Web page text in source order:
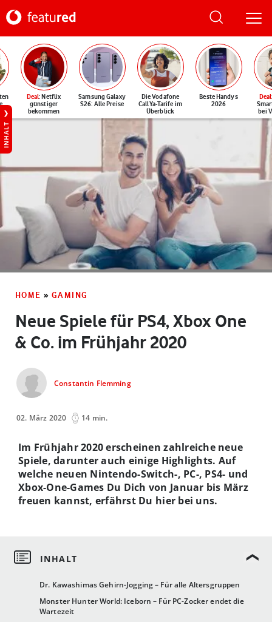
Deal: Netflix
günstiger
bekommen
Samsung Galaxy
S26: Alle Preise
Die Vodafone
CallYa-Tarife im
Überblick
Beste Handys
2026
Deal
bei
INHALT
HOME » GAMING
Neue Spiele für PS4, Xbox One
& Co. im Frühjahr 2020
Constantin Flemming
02. März 2020 14 min.
Dr. Kawashimas Gehirn-Jogging – Für alle Altersgruppen
Monster Hunter World: Iceborn – Für PC-Zocker endet die
Wartezeit
Im Frühjahr 2020 erscheinen zahlreiche neue
Spiele, darunter auch einige Highlights. Auf
welche neuen Nintendo-Switch-, PC-, PS4- und
Xbox-One-Games Du Dich von Januar bis März
freuen kannst, erfährst Du hier bei uns.